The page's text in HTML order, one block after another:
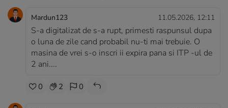
Mardun123 11.05.2026, 12:11
S-a digitalizat de s-a rupt, primesti raspunsul dupa
o luna de zile cand probabil nu-ti mai trebuie. O
masina de vrei s-o inscri ii expira pana si ITP -ul de
2 ani....
0 2 0